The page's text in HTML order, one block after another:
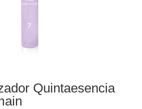
Quintaesencia